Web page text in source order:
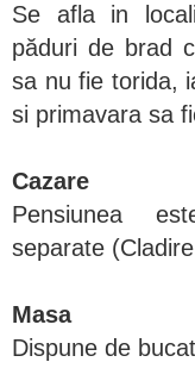
Se afla in
păduri de brad
sa nu fie torida,
si primavara sa
Cazare
Pensiunea
separate
Masa
Dispune de